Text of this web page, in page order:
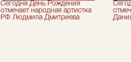
Сегодня День Рождения
отмечает народная артистка
РФ Людмила Дмитриева